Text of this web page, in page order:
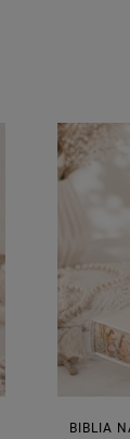
BIBLIA